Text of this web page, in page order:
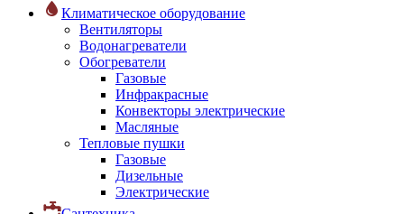
Климатическое оборудование
Вентиляторы
Водонагреватели
Обогреватели
Газовые
Инфракрасные
Конвекторы электрические
Масляные
Тепловые пушки
Газовые
Дизельные
Электрические